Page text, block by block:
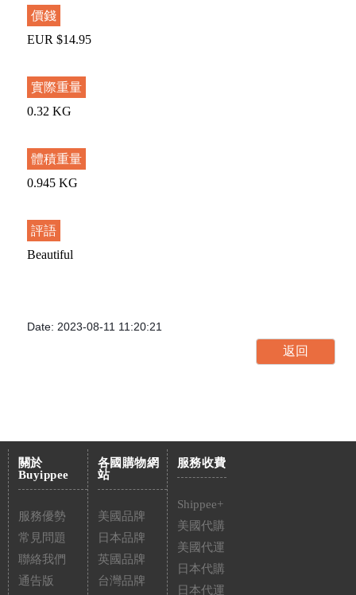
價錢
EUR $14.95
實際重量
0.32 KG
體積重量
0.945 KG
評語
Beautiful
Date: 2023-08-11 11:20:21
關於
Buyippee
服務優勢
常見問題
聯絡我們
通告版
各國購物網
站
美國品牌
日本品牌
英國品牌
台灣品牌
服務收費
Shippee+
美國代購
美國代運
日本代購
日本代運